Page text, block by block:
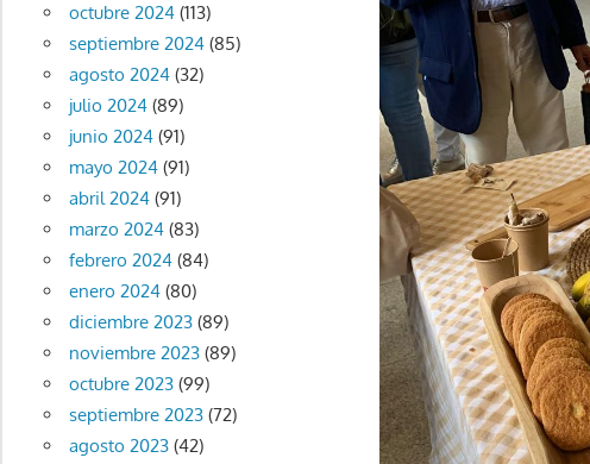
octubre 2024(113)
septiembre 2024(85)
agosto 2024(32)
julio 2024(89)
junio 2024(91)
mayo 2024(91)
abril 2024(91)
marzo 2024(83)
febrero 2024(84)
enero 2024(80)
diciembre 2023(89)
noviembre 2023(89)
octubre 2023(99)
septiembre 2023(72)
agosto 2023(42)